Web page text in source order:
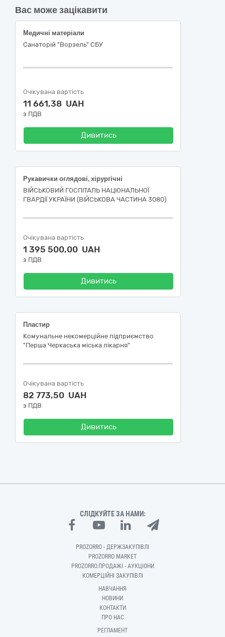
Вас може зацікавити
Медичні матеріали
Санаторій "Ворзель" СБУ
Очікувана вартість
11 661,38 UAH
з ПДВ
Дивитись
Рукавички оглядові, хірургічні
ВІЙСЬКОВИЙ ГОСПІТАЛЬ НАЦІОНАЛЬНОЇ
ГВАРДІЇ УКРАЇНИ (ВІЙСЬКОВА ЧАСТИНА 3080)
Очікувана вартість
1 395 500,00 UAH
з ПДВ
Дивитись
Пластир
Комунальне некомерційне підприємство
"Перша Черкаська міська лікарня"
Очікувана вартість
82 773,50 UAH
з ПДВ
Дивитись
СЛІДКУЙТЕ ЗА НАМИ:
PROZORRO - ДЕРЖЗАКУПІВЛІ
PROZORRO MARKET
PROZORRO.ПРОДАЖІ - АУКЦІОНИ
КОМЕРЦІЙНІ ЗАКУПІВЛІ
НАВЧАННЯ
НОВИНИ
КОНТАКТИ
ПРО НАС
РЕГЛАМЕНТ